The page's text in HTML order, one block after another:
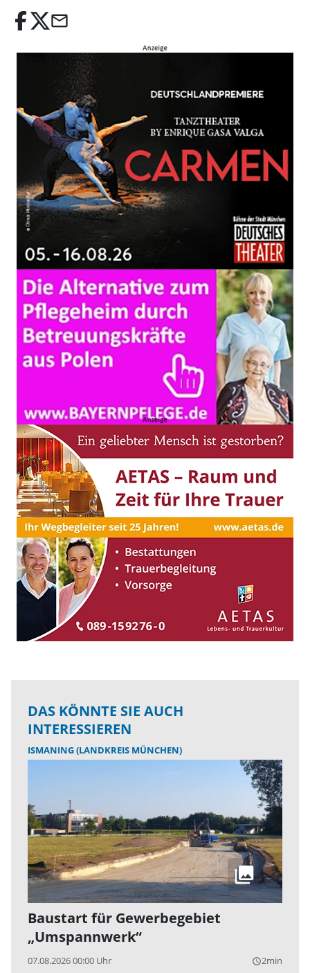
email
DAS KÖNNTE SIE AUCH
INTERESSIEREN
ISMANING (LANDKREIS MÜNCHEN)
Baustart für Gewerbegebiet
„Umspannwerk“
07.08.2026 00:00 Uhr query_builder2min